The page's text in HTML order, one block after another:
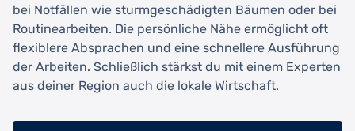
bei Notfällen wie sturmgeschädigten Bäumen oder bei
Routinearbeiten. Die persönliche Nähe ermöglicht oft
flexiblere Absprachen und eine schnellere Ausführung
der Arbeiten. Schließlich stärkst du mit einem Experten
aus deiner Region auch die lokale Wirtschaft.